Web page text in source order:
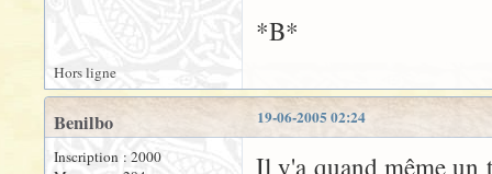
*B*
Hors ligne
19-06-2005 02:24
Benilbo
Inscription : 2000
Il y'a quand même un